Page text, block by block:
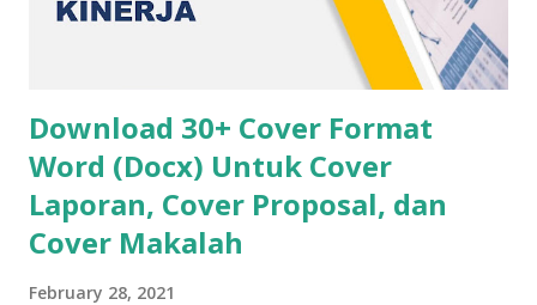
Download 30+ Cover Format
Word (Docx) Untuk Cover
Laporan, Cover Proposal, dan
Cover Makalah
February 28, 2021